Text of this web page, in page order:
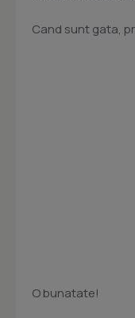
Cand sunt gata,
O bunatate!